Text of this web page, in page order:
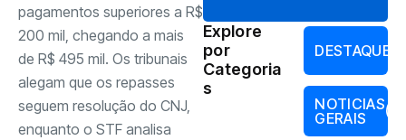
pagamentos superiores a R$
200 mil, chegando a mais
de R$ 495 mil. Os tribunais
alegam que os repasses
seguem resolução do CNJ,
enquanto o STF analisa
Explore
por
Categoria
s
DESTAQUES
NOTICIAS
GERAIS